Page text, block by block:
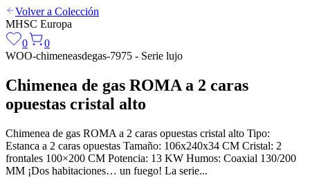
Volver a Colección
MHSC Europa
0
0
WOO-chimeneasdegas-7975 - Serie lujo
Chimenea de gas ROMA a 2 caras
opuestas cristal alto
Chimenea de gas ROMA a 2 caras opuestas cristal alto Tipo:
Estanca a 2 caras opuestas Tamaño: 106x240x34 CM Cristal: 2
frontales 100×200 CM Potencia: 13 KW Humos: Coaxial 130/200
MM ¡Dos habitaciones… un fuego! La serie...